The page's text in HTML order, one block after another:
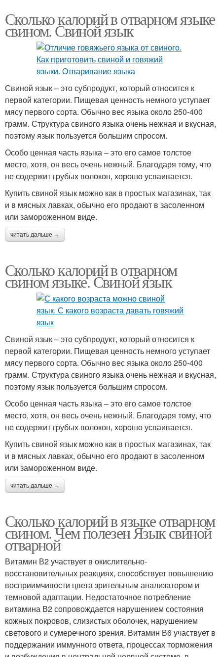
Сколько калорий в отварном языке
свином. Свиной язык
Свиной язык – это субпродукт, который относится к
первой категории. Пищевая ценность немного уступает
мясу первого сорта. Обычно вес языка около 250-400
грамм. Структура свиного языка очень нежная и вкусная,
поэтому язык пользуется большим спросом.
Особо ценная часть языка – это его самое толстое
место, хотя, он весь очень нежный. Благодаря тому, что
не содержит грубых волокон, хорошо усваивается.
Купить свиной язык можно как в простых магазинах, так
и в мясных лавках, обычно его продают в засоленном
или замороженном виде.
читать дальше →
Сколько калорий в отварном
свином языке. Свиной язык
Свиной язык – это субпродукт, который относится к
первой категории. Пищевая ценность немного уступает
мясу первого сорта. Обычно вес языка около 250-400
грамм. Структура свиного языка очень нежная и вкусная,
поэтому язык пользуется большим спросом.
Особо ценная часть языка – это его самое толстое
место, хотя, он весь очень нежный. Благодаря тому, что
не содержит грубых волокон, хорошо усваивается.
Купить свиной язык можно как в простых магазинах, так
и в мясных лавках, обычно его продают в засоленном
или замороженном виде.
читать дальше →
Сколько калорий в языке отварном
свином. Чем полезен Язык свиной
отварной
Витамин В2 участвует в окислительно-
восстановительных реакциях, способствует повышению
восприимчивости цвета зрительным анализатором и
темновой адаптации. Недостаточное потребление
витамина В2 сопровождается нарушением состояния
кожных покровов, слизистых оболочек, нарушением
светового и сумеречного зрения. Витамин В6 участвует в
поддержании иммунного ответа, процессах торможения